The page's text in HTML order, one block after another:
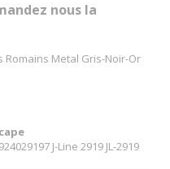
nous la
Romains Metal Gris-Noir-Or
J-Line 2919 JL-2919